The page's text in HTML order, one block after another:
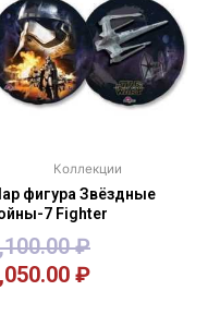
Коллекции
фигура Звёздные
7 Fighter
₽
₽